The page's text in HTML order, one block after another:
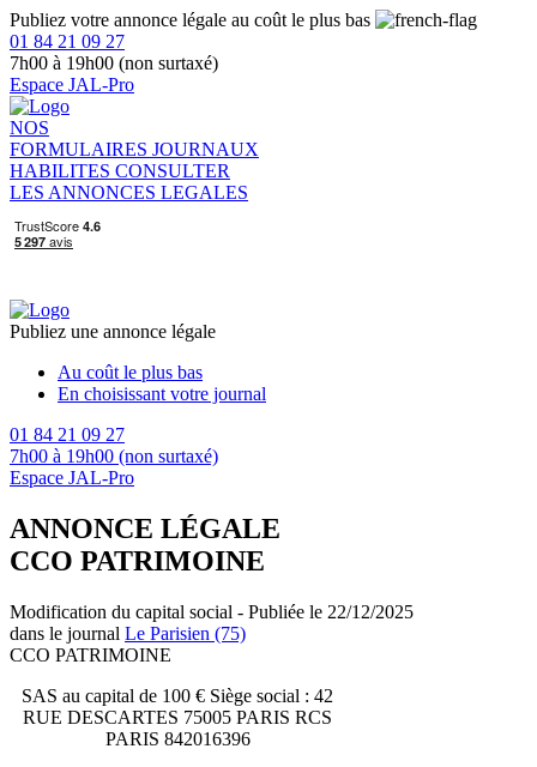
Publiez votre annonce légale au coût le plus bas
01 84 21 09 27
7h00 à 19h00 (non surtaxé)
Espace JAL-Pro
NOS
FORMULAIRES JOURNAUX
HABILITES CONSULTER
LES ANNONCES LEGALES
Publiez une annonce légale
Au coût le plus bas
En choisissant votre journal
01 84 21 09 27
7h00 à 19h00 (non surtaxé)
Espace JAL-Pro
ANNONCE LÉGALE
CCO PATRIMOINE
Modification du capital social - Publiée le 22/12/2025
dans le journal Le Parisien (75)
CCO PATRIMOINE
SAS au capital de 100 € Siège social : 42
RUE DESCARTES 75005 PARIS RCS
PARIS 842016396